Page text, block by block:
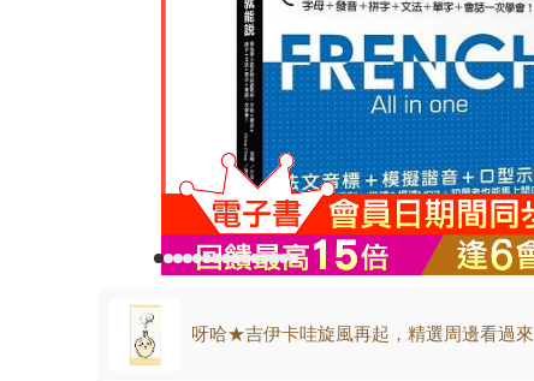
呀哈★吉伊卡哇旋風再起，精選周邊看過來